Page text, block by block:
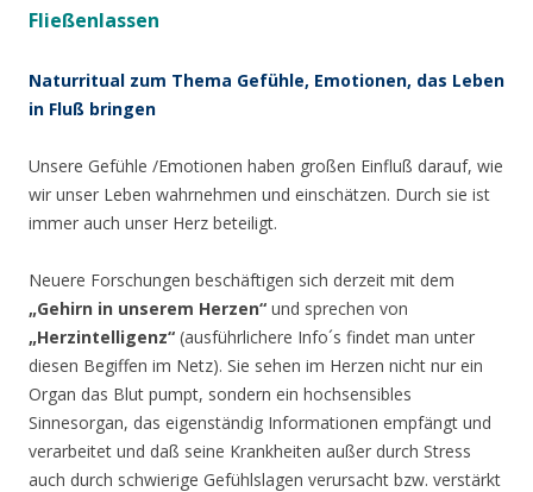
Fließenlassen
Naturritual zum Thema Gefühle, Emotionen, das Leben
in Fluß bringen
Unsere Gefühle /Emotionen haben großen Einfluß darauf, wie
wir unser Leben wahrnehmen und einschätzen. Durch sie ist
immer auch unser Herz beteiligt.
Neuere Forschungen beschäftigen sich derzeit mit dem
„Gehirn in unserem Herzen“ und sprechen von
„Herzintelligenz“ (ausführlichere Info´s findet man unter
diesen Begiffen im Netz). Sie sehen im Herzen nicht nur ein
Organ das Blut pumpt, sondern ein hochsensibles
Sinnesorgan, das eigenständig Informationen empfängt und
verarbeitet und daß seine Krankheiten außer durch Stress
auch durch schwierige Gefühlslagen verursacht bzw. verstärkt